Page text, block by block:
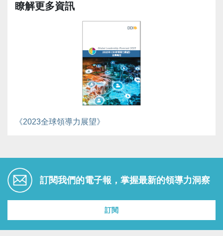
瞭解更多資訊
《2023全球領導力展望》
訂閱我們的電子報，掌握最新的領導力洞察
訂閱